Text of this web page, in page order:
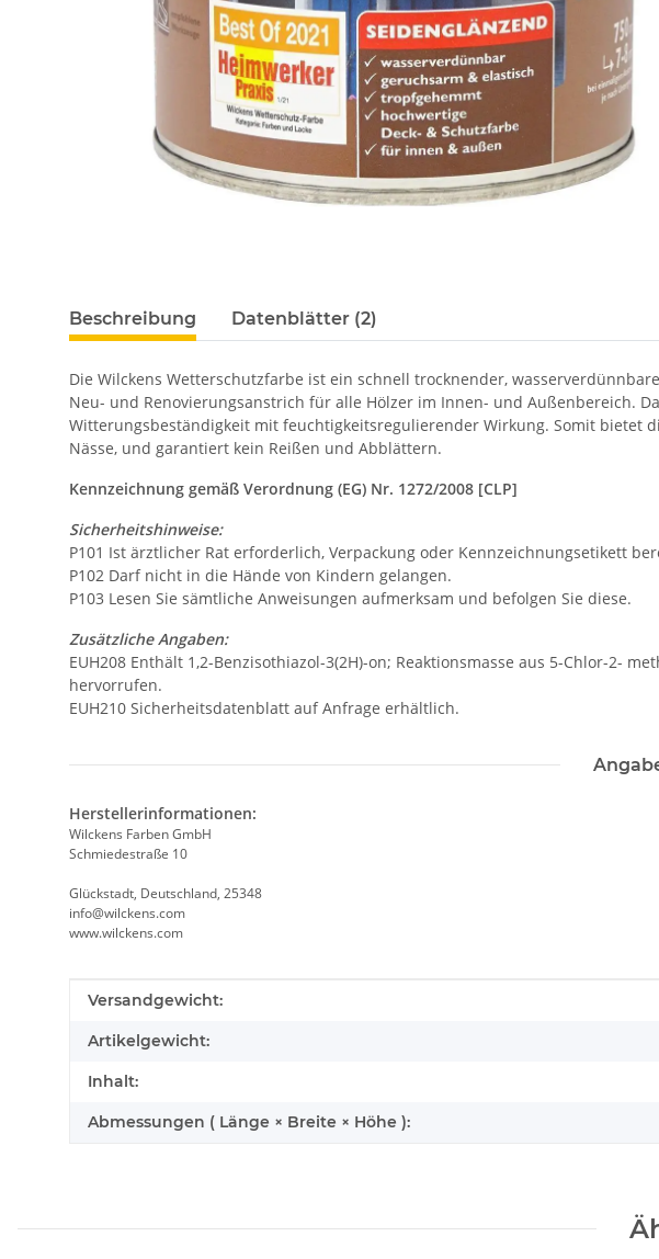
Beschreibung Datenblätter (2)
Die Wilckens Wetterschutzfarbe ist ein schnell trocknender,
Neu- und Renovierungsanstrich für alle Hölzer im Innen- und Außenbereich.
Witterungsbeständigkeit mit feuchtigkeitsregulierender Wirkung. Somit bietet
Nässe, und garantiert kein Reißen und Abblättern.
Kennzeichnung gemäß Verordnung (EG) Nr. 1272/2008 [CLP]
Sicherheitshinweise:
P101 Ist ärztlicher Rat erforderlich, Verpackung oder Kennzeichnungsetikett
P102 Darf nicht in die Hände von Kindern gelangen.
P103 Lesen Sie sämtliche Anweisungen aufmerksam und befolgen Sie diese.
Zusätzliche Angaben:
EUH208 Enthält 1,2-Benzisothiazol-3(2H)-on; Reaktionsmasse aus 5-Chlor-2-
hervorrufen.
EUH210 Sicherheitsdatenblatt auf Anfrage erhältlich.
Herstellerinformationen:
Wilckens Farben GmbH
Schmiedestraße 10
Glückstadt, Deutschland, 25348
info@wilckens.com
www.wilckens.com
Produkteigenschaft
Wert
Versandgewicht:
Artikelgewicht:
Inhalt:
Abmessungen ( Länge × Breite × Höhe ):